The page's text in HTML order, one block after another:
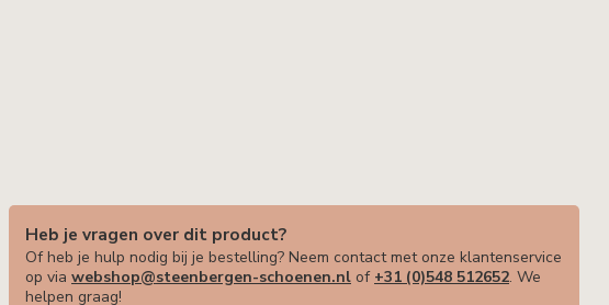
Heb je vragen over dit product?
Of heb je hulp nodig bij je bestelling? Neem contact met onze klantenservice
op via webshop@steenbergen-schoenen.nl of +31 (0)548 512652. We
helpen graag!